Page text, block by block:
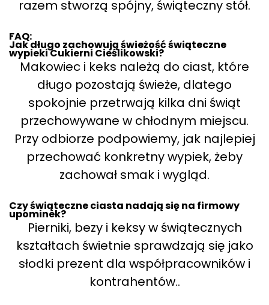
razem stworzą spójny, świąteczny stół.
FAQ:
Jak długo zachowują świeżość świąteczne
wypieki Cukierni Cieślikowski?
Makowiec i keks należą do ciast, które
długo pozostają świeże, dlatego
spokojnie przetrwają kilka dni świąt
przechowywane w chłodnym miejscu.
Przy odbiorze podpowiemy, jak najlepiej
przechować konkretny wypiek, żeby
zachował smak i wygląd.
Czy świąteczne ciasta nadają się na firmowy
upominek?
Pierniki, bezy i keksy w świątecznych
kształtach świetnie sprawdzają się jako
słodki prezent dla współpracowników i
kontrahentów..